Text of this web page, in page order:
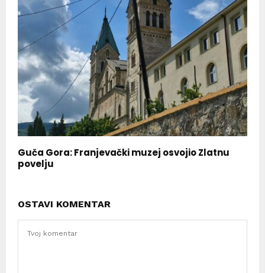
Guča Gora: Franjevački muzej osvojio Zlatnu
povelju
OSTAVI KOMENTAR